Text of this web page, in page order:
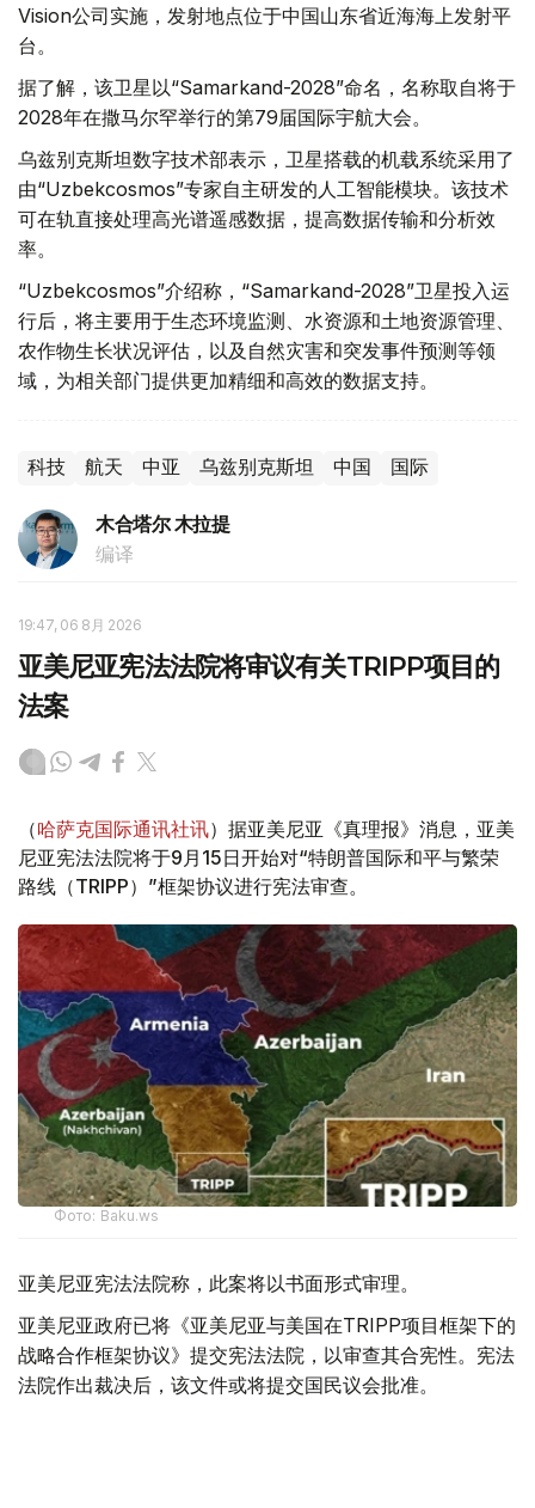
Vision公司实施，发射地点位于中国山东省近海海上发射平
台。
据了解，该卫星以“Samarkand-2028”命名，名称取自将于
2028年在撒马尔罕举行的第79届国际宇航大会。
乌兹别克斯坦数字技术部表示，卫星搭载的机载系统采用了
由“Uzbekcosmos”专家自主研发的人工智能模块。该技术
可在轨直接处理高光谱遥感数据，提高数据传输和分析效
率。
“Uzbekcosmos”介绍称，“Samarkand-2028”卫星投入运
行后，将主要用于生态环境监测、水资源和土地资源管理、
农作物生长状况评估，以及自然灾害和突发事件预测等领
域，为相关部门提供更加精细和高效的数据支持。
科技 航天 中亚 乌兹别克斯坦 中国 国际
木合塔尔 木拉提
编译
19:47, 06 8月 2026
亚美尼亚宪法法院将审议有关TRIPP项目的
法案
（哈萨克国际通讯社讯）据亚美尼亚《真理报》消息，亚美
尼亚宪法法院将于9月15日开始对“特朗普国际和平与繁荣
路线（TRIPP）”框架协议进行宪法审查。
Фото: Baku.ws
亚美尼亚宪法法院称，此案将以书面形式审理。
亚美尼亚政府已将《亚美尼亚与美国在TRIPP项目框架下的
战略合作框架协议》提交宪法法院，以审查其合宪性。宪法
法院作出裁决后，该文件或将提交国民议会批准。